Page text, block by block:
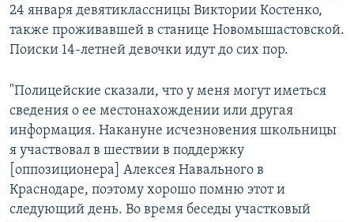
24 января девятиклассницы Виктории Костенко,
также проживавшей в станице Новомышастовской.
Поиски 14-летней девочки идут до сих пор.
"Полицейские сказали, что у меня могут иметься
сведения о ее местонахождении или другая
информация. Накануне исчезновения школьницы
я участвовал в шествии в поддержку
[оппозиционера] Алексея Навального в
Краснодаре, поэтому хорошо помню этот и
следующий день. Во время беседы участковый